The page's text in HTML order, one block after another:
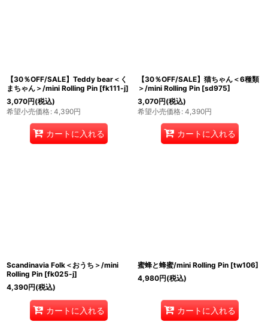
【30％OFF/SALE】Teddy bear＜く
まちゃん＞/mini Rolling Pin [fk111-j]
3,070円(税込)
希望小売価格: 4,390円
カートに入れる
【30％OFF/SALE】猫ちゃん＜6種類
＞/mini Rolling Pin [sd975]
3,070円(税込)
希望小売価格: 4,390円
カートに入れる
Scandinavia Folk＜おうち＞/mini
Rolling Pin [fk025-j]
4,390円(税込)
カートに入れる
蜜蜂と蜂蜜/mini Rolling Pin [tw106]
4,980円(税込)
カートに入れる